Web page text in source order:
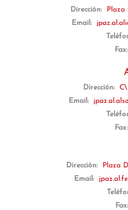
Dirección:
Plaza
Email:
Fax:
Dirección:
C\
Email:
Fax:
Dirección:
Plaza
Email:
Fax: